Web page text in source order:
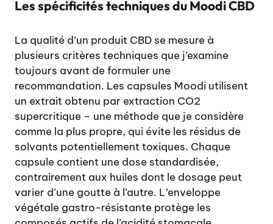
Les spécificités techniques du Moodi CBD
La qualité d’un produit CBD se mesure à
plusieurs critères techniques que j’examine
toujours avant de formuler une
recommandation. Les capsules Moodi utilisent
un extrait obtenu par extraction CO2
supercritique – une méthode que je considère
comme la plus propre, qui évite les résidus de
solvants potentiellement toxiques. Chaque
capsule contient une dose standardisée,
contrairement aux huiles dont le dosage peut
varier d’une goutte à l’autre. L’enveloppe
végétale gastro-résistante protège les